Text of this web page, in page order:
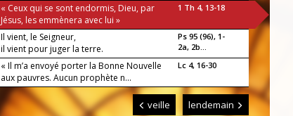
« Ceux qui se sont endormis, Dieu, par
Jésus, les emmènera avec lui »
1 Th 4, 13-18
Il vient, le Seigneur,
il vient pour juger la terre.
Ps 95 (96), 1-
2a, 2b...
« Il m’a envoyé porter la Bonne Nouvelle
aux pauvres. Aucun prophète n...
Lc 4, 16-30
veille lendemain